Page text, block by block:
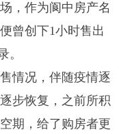
，作为阆中房产名
曾创下1小时售出
。
情况，伴随疫情逐
步恢复，之前所积
期，给了购房者更